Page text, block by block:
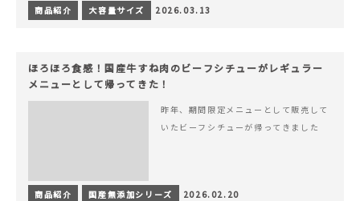
商品紹介 大容量サイズ 2026.03.13
ほろほろ食感！国産牛すね肉のビーフシチューがレギュラー
メニューとして帰ってきた！
昨年、期間限定メニューとして販売して
いたビーフシチューが帰ってきました
商品紹介 国産無添加シリーズ 2026.02.20